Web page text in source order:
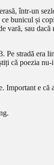
într-un
bunicul și
sau
stradă era
că poezia
Important e